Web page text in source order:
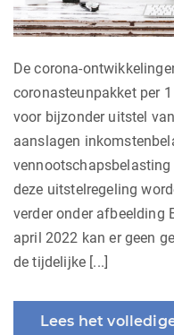
De corona-
coronasteunpakket per
voor bijzonder uitstel
aanslagen
deze uitstelregeling
verder onder afbeelding
april 2022 kan er geen
de tijdelijke [...]
Lees het